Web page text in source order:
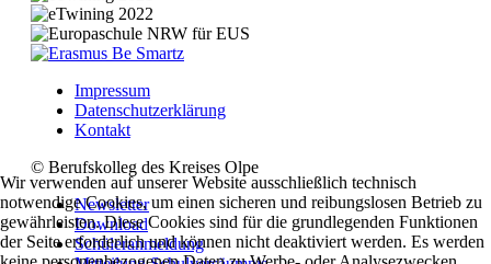
Impressum
Datenschutzerklärung
Kontakt
© Berufskolleg des Kreises Olpe
Newsletter
Download
Schüleranmeldung
Wir verwenden auf unserer Website ausschließlich technisch
notwendige Cookies, um einen sicheren und reibungslosen Betrieb zu
gewährleisten. Diese Cookies sind für die grundlegenden Funktionen
der Seite erforderlich und können nicht deaktiviert werden. Es werden